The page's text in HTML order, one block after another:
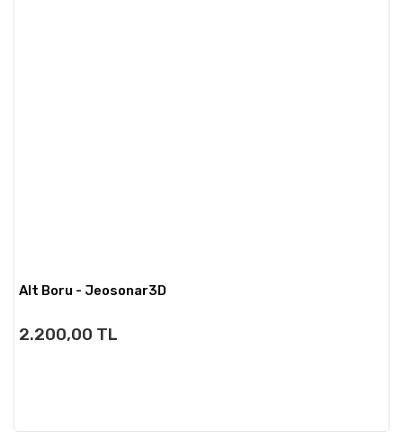
Alt Boru - Jeosonar3D
2.200,00 TL